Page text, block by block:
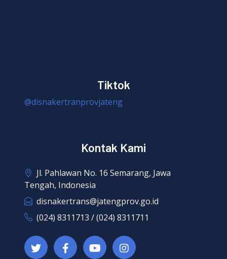
Tiktok
@disnakertranprovjateng
Kontak Kami
Jl. Pahlawan No. 16 Semarang, Jawa
Tengah, Indonesia
disnakertrans@jatengprov.go.id
(024) 8311713 / (024) 8311711